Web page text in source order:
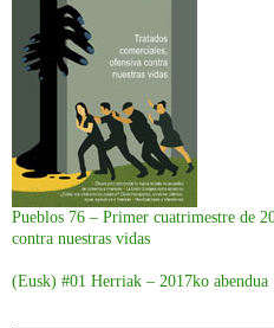
Pueblos 76 – Primer cuatrimestre de
contra nuestras vidas
(Eusk) #01 Herriak – 2017ko abendua